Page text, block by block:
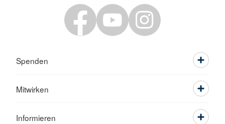
Spenden
Mitwirken
Informieren